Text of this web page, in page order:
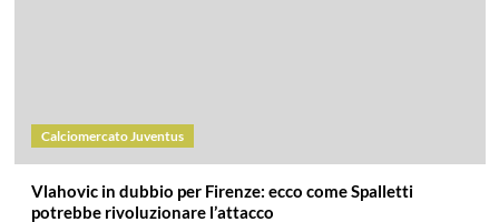
Calciomercato Juventus
Vlahovic in dubbio per Firenze: ecco come Spalletti
potrebbe rivoluzionare l’attacco